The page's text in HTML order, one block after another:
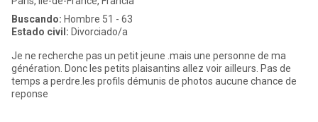
Buscando: Hombre 51 - 63
Estado civil: Divorciado/a
Je ne recherche pas un petit jeune .mais une personne de ma
génération. Donc les petits plaisantins allez voir ailleurs. Pas de
temps a perdre.les profils démunis de photos aucune chance de
reponse